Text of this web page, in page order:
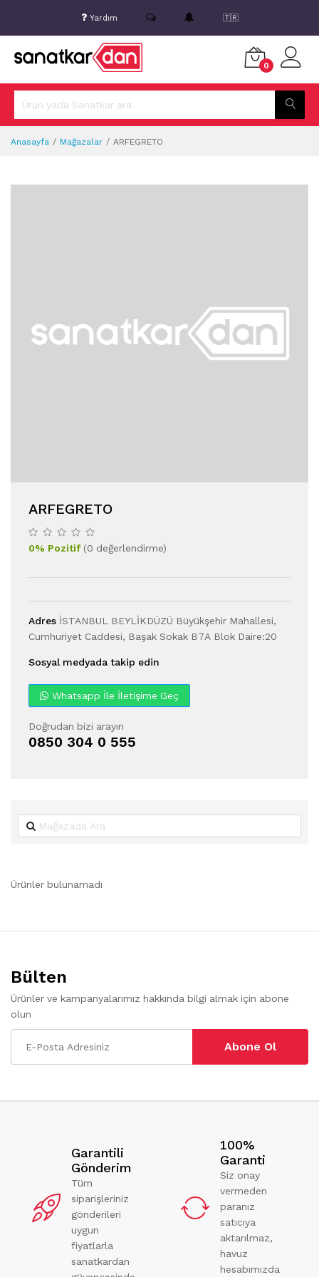
Yardım 🇹🇷
0
Anasayfa Mağazalar ARFEGRETO
ARFEGRETO
0% Pozitif(0 değerlendirme)
Adres İSTANBUL BEYLİKDÜZÜ Büyükşehir Mahallesi,
Cumhuriyet Caddesi, Başak Sokak B7A Blok Daire:20
Sosyal medyada takip edin
Whatsapp İle İletişime Geç
Doğrudan bizi arayın
0850 304 0 555
Ürünler bulunamadı
Bülten
Ürünler ve kampanyalarımız hakkında bilgi almak için abone
olun
Abone Ol
Garantili
Gönderim
Tüm
siparişleriniz
gönderileri
uygun
fiyatlarla
sanatkardan
100%
Garanti
Siz onay
vermeden
paranız
satıcıya
aktarılmaz,
havuz
hesabımızda